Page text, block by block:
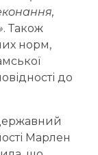
. Також
норм,
до
Марлен